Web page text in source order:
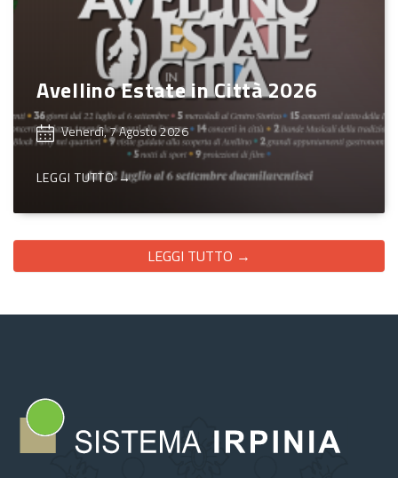
Avellino Estate in Città 2026
Venerdì, 7 Agosto 2026
LEGGI TUTTO →
LEGGI TUTTO →